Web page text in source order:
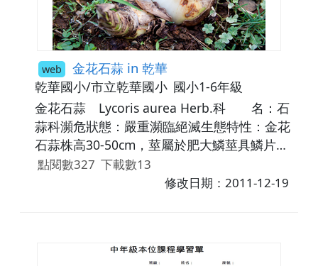
web 金花石蒜 in 乾華
乾華國小/市立乾華國小 國小1-6年級
金花石蒜 Lycoris aurea Herb.科 名：石
蒜科瀕危狀態：嚴重瀕臨絕滅生態特性：金花
石蒜株高30-50cm，莖屬於肥大鱗莖具鱗片，
葉成劍形，花梗長，花形大且色彩艷麗。花為
頂生數朵小花，花瓣向外反捲，果實屬於蒴
點閱數327 下載數13
修改日期：2011-12-19